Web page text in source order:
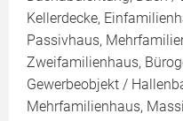
Kellerdecke,
Passivhaus,
Zweifamilienhaus,
Gewerbeobjekt /
Mehrfamilienhaus,